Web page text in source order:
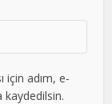
için adım, e-
kaydedilsin.